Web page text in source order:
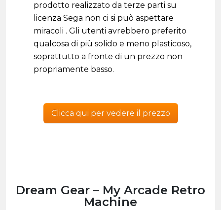
prodotto realizzato da terze parti su
licenza Sega non ci si può aspettare
miracoli . Gli utenti avrebbero preferito
qualcosa di più solido e meno plasticoso,
soprattutto a fronte di un prezzo non
propriamente basso.
Clicca qui per vedere il prezzo
Dream Gear – My Arcade Retro
Machine